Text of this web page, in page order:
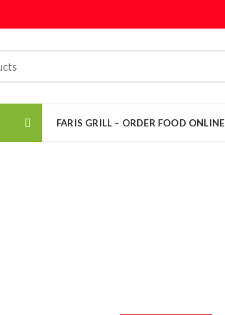
FARIS GRILL – ORDER FOOD ONLINE